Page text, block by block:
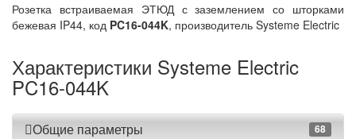
Розетка встраиваемая ЭТЮД с заземлением со шторками
бежевая IP44, код PC16-044K, производитель Systeme Electric
Характеристики Systeme Electric
PC16-044K
Общие параметры 68